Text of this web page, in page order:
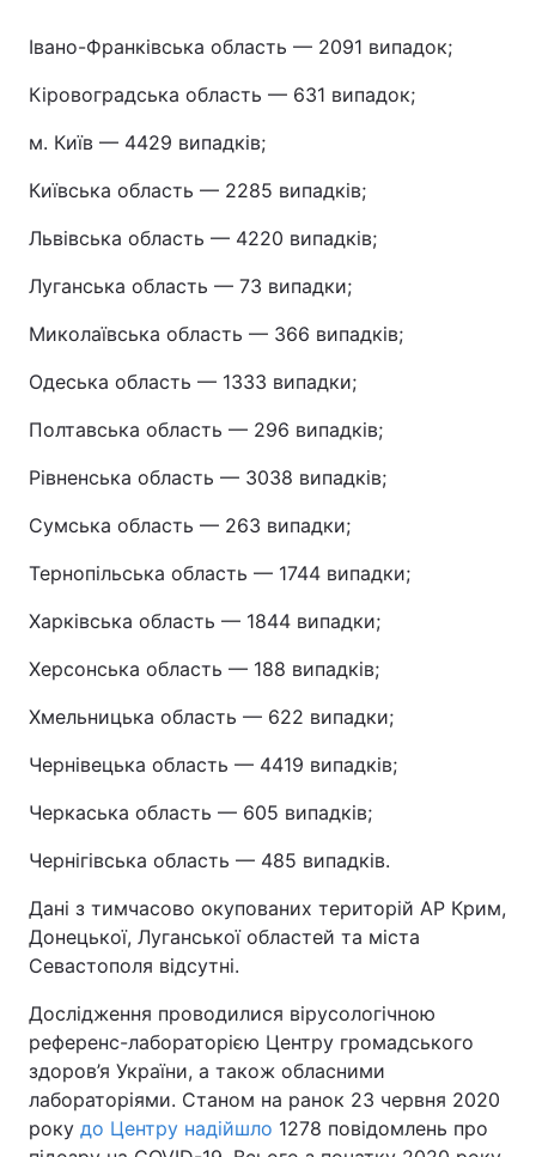
Івано-Франківська область — 2091 випадок;
Кіровоградська область — 631 випадок;
м. Київ — 4429 випадків;
Київська область — 2285 випадків;
Львівська область — 4220 випадків;
Луганська область — 73 випадки;
Миколаївська область — 366 випадків;
Одеська область — 1333 випадки;
Полтавська область — 296 випадків;
Рівненська область — 3038 випадків;
Сумська область — 263 випадки;
Тернопільська область — 1744 випадки;
Харківська область — 1844 випадки;
Херсонська область — 188 випадків;
Хмельницька область — 622 випадки;
Чернівецька область — 4419 випадків;
Черкаська область — 605 випадків;
Чернігівська область — 485 випадків.
Дані з тимчасово окупованих територій АР Крим,
Донецької, Луганської областей та міста
Севастополя відсутні.
Дослідження проводилися вірусологічною
референс-лабораторією Центру громадського
здоров’я України, а також обласними
лабораторіями. Станом на ранок 23 червня 2020
року до Центру надійшло 1278 повідомлень про